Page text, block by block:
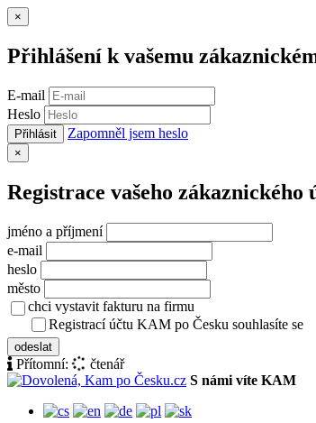
×
Přihlášení k vašemu
E-mail
Heslo
Přihlásit Zapomněl jsem heslo
×
Registrace vašeho zákaznického
jméno a příjmení
e-mail
heslo
město
chci vystavit fakturu na firmu
Registrací účtu KAM po Česku souhlasíte se
odeslat
Přítomní:
čtenář
S námi víte KAM